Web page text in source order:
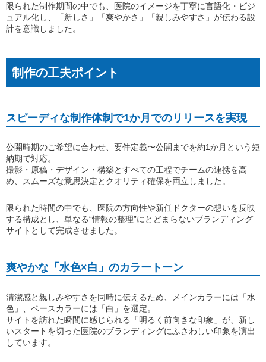
限られた制作期間の中でも、医院のイメージを丁寧に言語化・ビジ
ュアル化し、「新しさ」「爽やかさ」「親しみやすさ」が伝わる設
計を意識しました。
制作の工夫ポイント
スピーディな制作体制で1か月でのリリースを実現
公開時期のご希望に合わせ、要件定義〜公開までを約1か月という短
納期で対応。
撮影・原稿・デザイン・構築とすべての工程でチームの連携を高
め、スムーズな意思決定とクオリティ確保を両立しました。
限られた時間の中でも、医院の方向性や新任ドクターの想いを反映
する構成とし、単なる“情報の整理”にとどまらないブランディング
サイトとして完成させました。
爽やかな「水色×白」のカラートーン
清潔感と親しみやすさを同時に伝えるため、メインカラーには「水
色」、ベースカラーには「白」を選定。
サイトを訪れた瞬間に感じられる「明るく前向きな印象」が、新し
いスタートを切った医院のブランディングにふさわしい印象を演出
しています。